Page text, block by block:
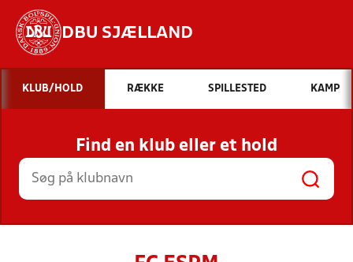
DBU SJÆLLAND
Hvad vil du søge efter?
INDHOLD OG NYHEDER
STILLINGER, RESULTATER, KLUBBER OG
HOLD
KLUB/HOLD RÆKKE SPILLESTED KAMP
Find en klub eller et hold